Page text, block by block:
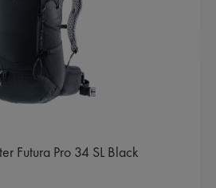
Futura Pro 34 SL Black